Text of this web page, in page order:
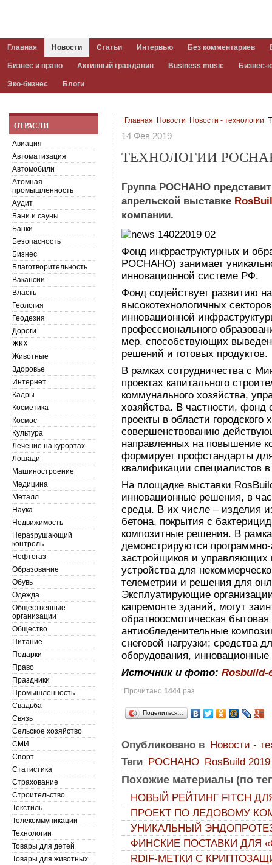
Главная Новости Статьи Интервью Без комментариев
Бизнес и право Активный гражданин Business music Бизнес-
Эко-бизнес Блоги
Главная Новости Новости - технологии
14 Фев 2019
ТЕХНОЛОГИИ
Группа РОСНАНО
апрельской выставке
компании.
Фонд инфраструктурных и
РОСНАНО) занимает
инновационной системе РФ.
Фонд содействует развитию
высокотехнологичных
инновационной
профессионального
мер, способствующих
решений и готовых продуктов.
В рамках сотрудничества с
проектах капитального
коммунального хозяйства,
хозяйства. В частности, фонд
проекты в области городского
совершенствованию
направленных на повышение
формирует профстандарты
квалификации специалистов
На площадке выставки
инновационные решения, в
среды. В их числе – изделия
бетона, покрытия с
композитные решения. В
демонстрируются
застройщиков и
устройства для
телеметрии и решения для
Эксплуатирующие
капремонте зданий, могут
обратноосмотическая
антиобледенительные
снеговой нагрузки; средства
оборудования,
Источник и фото:Rosbuild-
Прочитано1444 раз
Поделиться…
Опубликовано в Новости -
Теги РОСНАНО RosBuild 2019
Похожие материалы (по
НОВЫЙ РЕЙТИНГ FITCH
ПРОЕКТ ПО ЛЕДОВОМУ
УНИКАЛЬНЫЙ
ФИНСКИЕ ПОСТАВКИ ДЛЯ
RDIF-METКИ С
ОТРАСЛИ
Авиация
Автоматизация
Автомобили
Атомная
промышленность
Аудит
Бани и сауны
Банки
Безопасность
Бизнес
Благотворительность
Вакансии
Власть
Геология
Геодезия
Дороги
ЖКХ
Животные
Здоровье
Интернет
Кадры
Косметика
Космос
Культура
Лечение на курортах
Лошади
Машиностроение
Медицина
Металл
Наука
Недвижимость
Неразрушающий
контроль
Нефтегаз
Образование
Обувь
Одежда
Общественные
организации
Общество
Питание
Подарки
Право
Праздники
Промышленность
Свадьба
Связь
Сельское хозяйство
СМИ
Спорт
Статистика
Страхование
Строительство
Текстиль
Телекоммуникации
Технологии
Товары для детей
Товары для животных